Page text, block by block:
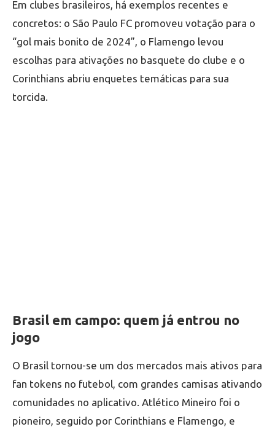
Em clubes brasileiros, há exemplos recentes e
concretos: o São Paulo FC promoveu votação para o
“gol mais bonito de 2024”, o Flamengo levou
escolhas para ativações no basquete do clube e o
Corinthians abriu enquetes temáticas para sua
torcida.
Brasil em campo: quem já entrou no
jogo
O Brasil tornou-se um dos mercados mais ativos para
fan tokens no futebol, com grandes camisas ativando
comunidades no aplicativo. Atlético Mineiro foi o
pioneiro, seguido por Corinthians e Flamengo, e